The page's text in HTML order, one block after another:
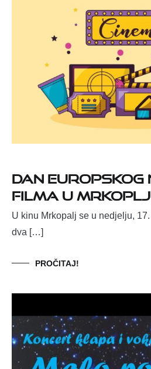
Dan europskog
filma u
U kinu Mrkopalj se u nedjelju,
dva […]
PROČITAJ!